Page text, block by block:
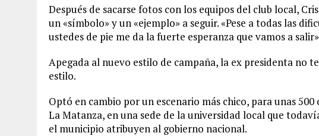
Después de sacarse fotos con los equipos del club local,
un «símbolo» y un «ejemplo» a seguir. «Pese a todas las
ustedes de pie me da la fuerte esperanza que vamos a
Apegada al nuevo estilo de campaña, la ex presidenta no
estilo.
Optó en cambio por un escenario más chico, para unas 500
La Matanza, en una sede de la universidad local que
el municipio atribuyen al gobierno nacional.